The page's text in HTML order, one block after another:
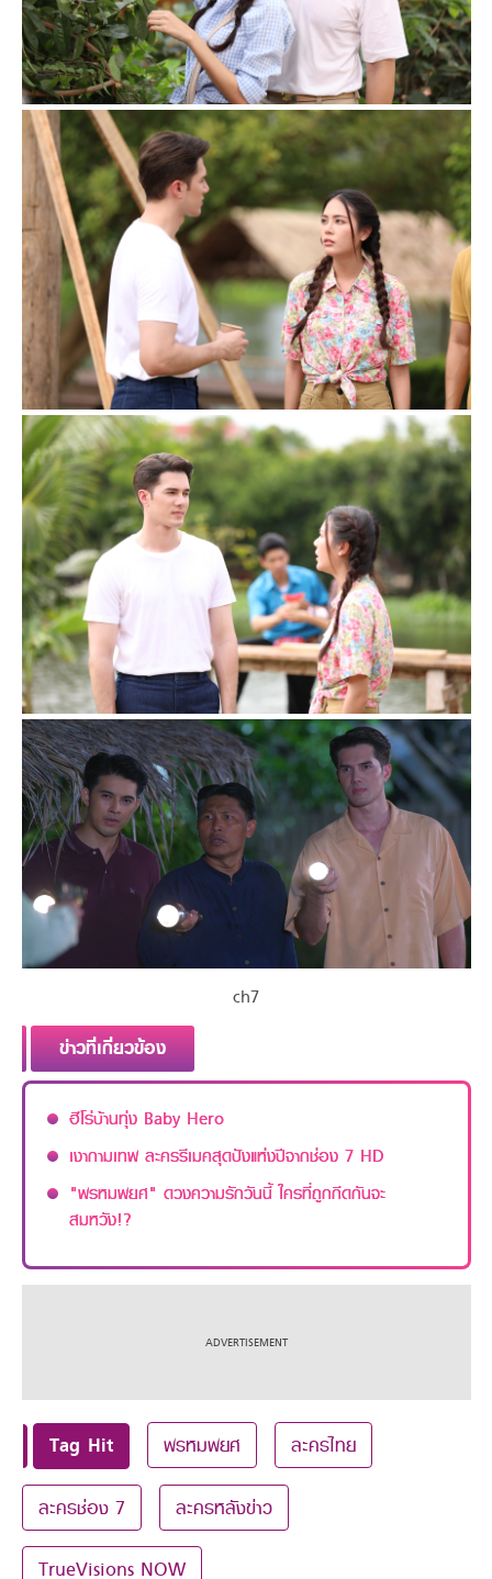
ch7
ข่าวที่เกี่ยวข้อง
ฮีโร่บ้านทุ่ง Baby Hero
เงากามเทพ ละครรีเมคสุดปังแห่งปีจากช่อง 7 HD
"พรหมพยศ" ดวงความรักวันนี้ ใครที่ถูกกีดกันจะ
สมหวัง!?
Tag Hit พรหมพยศ ละครไทย
ละครช่อง 7 ละครหลังข่าว
TrueVisions NOW